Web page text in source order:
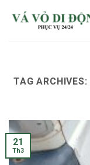
TAG ARCHIVES:
21
Th3